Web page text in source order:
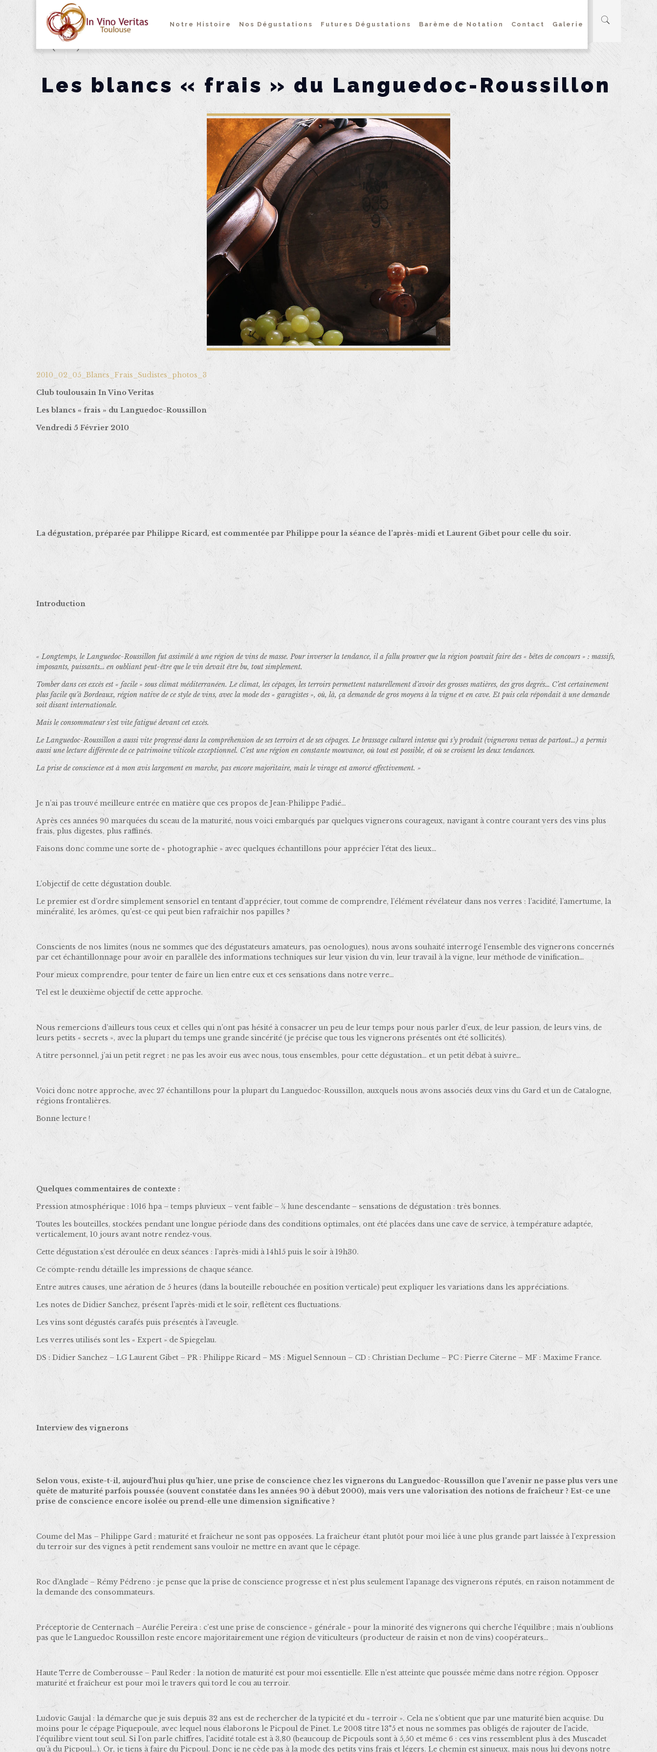
Notre Histoire Nos Dégustations Futures Dégustations Barème de Notation Contact Galerie
Les blancs « frais » du Languedoc-Roussillon
2010_02_05_Blancs_Frais_Sudistes_photos_3
Club toulousain In Vino Veritas
Les blancs « frais » du Languedoc-Roussillon
Vendredi 5 Février 2010
La dégustation, préparée par Philippe Ricard, est commentée par Philippe pour la séance de l’après-midi et Laurent Gibet pour celle du soir.
Introduction
« Longtemps, le Languedoc-Roussillon fut assimilé à une région de vins de masse. Pour inverser la tendance, il a fallu prouver que la région pouvait faire des « bêtes de concours » : massifs,
imposants, puissants… en oubliant peut-être que le vin devait être bu, tout simplement.
Tomber dans ces excès est « facile » sous climat méditerranéen. Le climat, les cépages, les terroirs permettent naturellement d’avoir des grosses matières, des gros degrés… C’est certainement
plus facile qu’à Bordeaux, région native de ce style de vins, avec la mode des « garagistes », où, là, ça demande de gros moyens à la vigne et en cave. Et puis cela répondait à une demande
soit disant internationale.
Mais le consommateur s’est vite fatigué devant cet excès.
Le Languedoc-Roussillon a aussi vite progressé dans la compréhension de ses terroirs et de ses cépages. Le brassage culturel intense qui s’y produit (vignerons venus de partout…) a permis
aussi une lecture différente de ce patrimoine viticole exceptionnel. C’est une région en constante mouvance, où tout est possible, et où se croisent les deux tendances.
La prise de conscience est à mon avis largement en marche, pas encore majoritaire, mais le virage est amorcé effectivement. »
Je n’ai pas trouvé meilleure entrée en matière que ces propos de Jean-Philippe Padié…
Après ces années 90 marquées du sceau de la maturité, nous voici embarqués par quelques vignerons courageux, navigant à contre courant vers des vins plus
frais, plus digestes, plus raffinés.
Faisons donc comme une sorte de « photographie » avec quelques échantillons pour apprécier l’état des lieux…
L’objectif de cette dégustation double.
Le premier est d’ordre simplement sensoriel en tentant d’apprécier, tout comme de comprendre, l’élément révélateur dans nos verres : l’acidité, l’amertume, la
minéralité, les arômes, qu’est-ce qui peut bien rafraîchir nos papilles ?
Conscients de nos limites (nous ne sommes que des dégustateurs amateurs, pas oenologues), nous avons souhaité interrogé l’ensemble des vignerons concernés
par cet échantillonnage pour avoir en parallèle des informations techniques sur leur vision du vin, leur travail à la vigne, leur méthode de vinification…
Pour mieux comprendre, pour tenter de faire un lien entre eux et ces sensations dans notre verre…
Tel est le deuxième objectif de cette approche.
Nous remercions d’ailleurs tous ceux et celles qui n’ont pas hésité à consacrer un peu de leur temps pour nous parler d’eux, de leur passion, de leurs vins, de
leurs petits « secrets », avec la plupart du temps une grande sincérité (je précise que tous les vignerons présentés ont été sollicités).
A titre personnel, j’ai un petit regret : ne pas les avoir eus avec nous, tous ensembles, pour cette dégustation… et un petit débat à suivre…
Voici donc notre approche, avec 27 échantillons pour la plupart du Languedoc-Roussillon, auxquels nous avons associés deux vins du Gard et un de Catalogne,
régions frontalières.
Bonne lecture !
Quelques commentaires de contexte :
Pression atmosphérique : 1016 hpa – temps pluvieux – vent faible – ½ lune descendante – sensations de dégustation : très bonnes.
Toutes les bouteilles, stockées pendant une longue période dans des conditions optimales, ont été placées dans une cave de service, à température adaptée,
verticalement, 10 jours avant notre rendez-vous.
Cette dégustation s’est déroulée en deux séances : l’après-midi à 14h15 puis le soir à 19h30.
Ce compte-rendu détaille les impressions de chaque séance.
Entre autres causes, une aération de 5 heures (dans la bouteille rebouchée en position verticale) peut expliquer les variations dans les appréciations.
Les notes de Didier Sanchez, présent l’après-midi et le soir, reflètent ces fluctuations.
Les vins sont dégustés carafés puis présentés à l’aveugle.
Les verres utilisés sont les « Expert » de Spiegelau.
DS : Didier Sanchez – LG Laurent Gibet – PR : Philippe Ricard – MS : Miguel Sennoun – CD : Christian Declume – PC : Pierre Citerne – MF : Maxime France.
Interview des vignerons
Selon vous, existe-t-il, aujourd’hui plus qu’hier, une prise de conscience chez les vignerons du Languedoc-Roussillon que l’avenir ne passe plus vers une
quête de maturité parfois poussée (souvent constatée dans les années 90 à début 2000), mais vers une valorisation des notions de fraîcheur ? Est-ce une
prise de conscience encore isolée ou prend-elle une dimension significative ?
Coume del Mas – Philippe Gard : maturité et fraîcheur ne sont pas opposées. La fraîcheur étant plutôt pour moi liée à une plus grande part laissée à l’expression
du terroir sur des vignes à petit rendement sans vouloir ne mettre en avant que le cépage.
Roc d’Anglade – Rémy Pédreno : je pense que la prise de conscience progresse et n’est plus seulement l’apanage des vignerons réputés, en raison notamment de
la demande des consommateurs.
Préceptorie de Centernach – Aurélie Pereira : c’est une prise de conscience « générale » pour la minorité des vignerons qui cherche l’équilibre ; mais n’oublions
pas que le Languedoc Roussillon reste encore majoritairement une région de viticulteurs (producteur de raisin et non de vins) coopérateurs…
Haute Terre de Comberousse – Paul Reder : la notion de maturité est pour moi essentielle. Elle n’est atteinte que poussée même dans notre région. Opposer
maturité et fraîcheur est pour moi le travers qui tord le cou au terroir.
Ludovic Gaujal : la démarche que je suis depuis 32 ans est de rechercher de la typicité et du « terroir ». Cela ne s’obtient que par une maturité bien acquise. Du
moins pour le cépage Piquepoule, avec lequel nous élaborons le Picpoul de Pinet. Le 2008 titre 13°5 et nous ne sommes pas obligés de rajouter de l’acide,
l’équilibre vient tout seul. Si l’on parle chiffres, l’acidité totale est à 3,80 (beaucoup de Picpouls sont à 5,50 et même 6 : ces vins ressemblent plus à des Muscadet
qu’à du Picpoul…). Or, je tiens à faire du Picpoul. Donc je ne cède pas à la mode des petits vins frais et légers. Le chemin est sinueux, mais nous lui devons notre